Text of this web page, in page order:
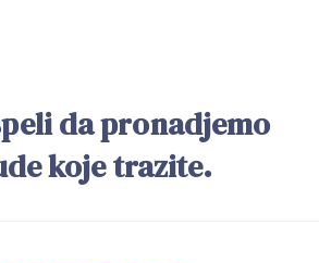
da pronadjemo
koje trazite.